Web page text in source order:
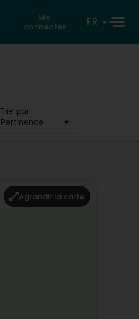
Me
connecter
FR
Trier par
Pertinence
Agrandir la carte